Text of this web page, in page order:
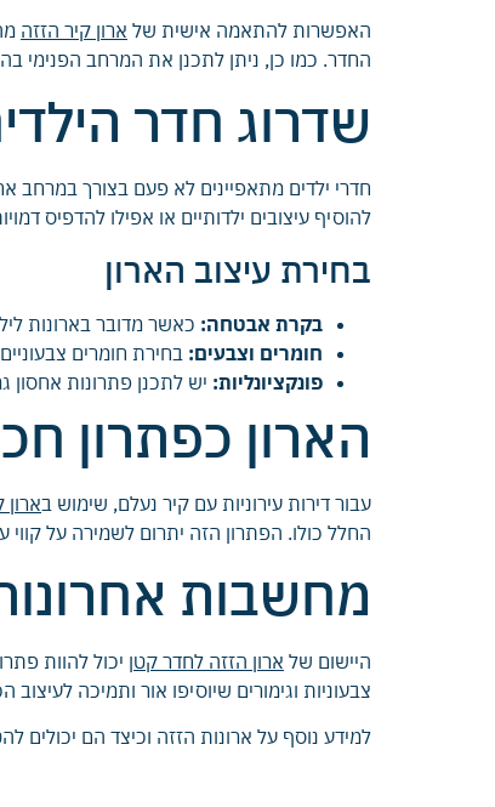
האפשרות להתאמה אישית של ארון קיר הזזה
החדר. כמו כן, ניתן לתכנן את המרחב הפנימי
שדרוג חדר
חדרי ילדים מתאפיינים לא פעם בצורך במרחב
להוסיף עיצובים ילדותיים או אפילו להדפיס
בחירת עיצוב הארון
בקרת אבטחה: כאשר מדובר בארונות
חומרים וצבעים: בחירת חומרים
פונקציונליות: יש לתכנן פתרונות אחסון
הארון כפתרון
עבור דירות עירוניות עם קיר נעלם, שימוש בארון
החלל כולו. הפתרון הזה יתרום לשמירה על קווי
מחשבות
היישום של ארון הזזה לחדר קטן יכול להוות
צבעוניות וגימורים שיוסיפו אור ותמיכה
למידע נוסף על ארונות הזזה וכיצד הם יכולים